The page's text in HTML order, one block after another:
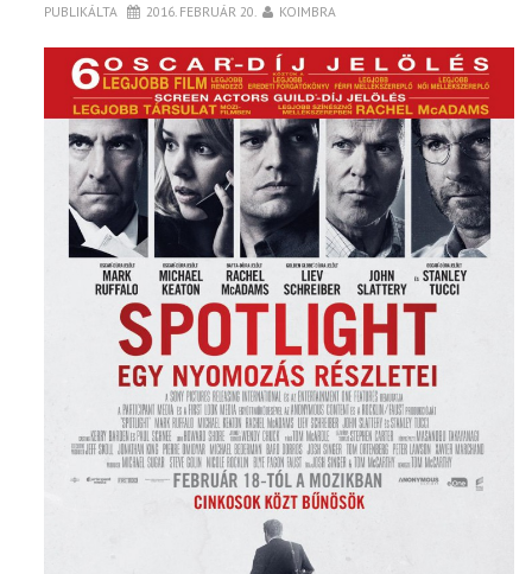
PUBLIKÁLTA 2016. FEBRUÁR 20. KOIMBRA